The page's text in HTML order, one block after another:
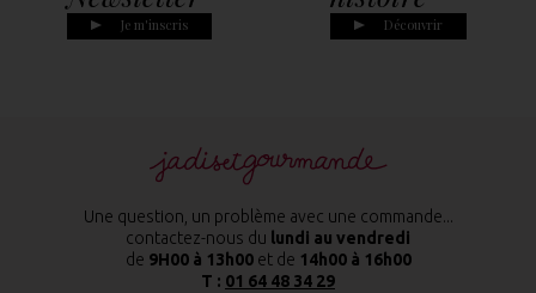
Je m'inscris Découvrir
Une question, un problème avec une commande...
contactez-nous du lundi au vendredi
de 9H00 à 13h00et de 14h00 à 16h00
T : 01 64 48 34 29